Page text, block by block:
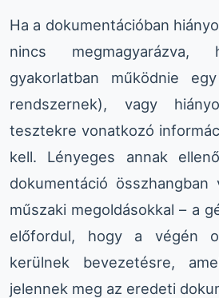
Ha a dokumentációban
nincs
gyakorlatban működnie
rendszernek), vagy
tesztekre vonatkozó
kell. Lényeges annak
dokumentáció
műszaki megoldásokkal – a
előfordul, hogy a végén
kerülnek bevezetésre,
jelennek meg az eredeti